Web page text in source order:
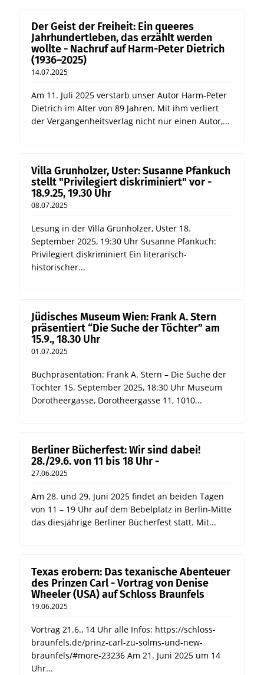
Der Geist der Freiheit: Ein queeres
Jahrhundertleben, das erzählt werden
wollte - Nachruf auf Harm-Peter Dietrich
(1936–2025)
14.07.2025
Am 11. Juli 2025 verstarb unser Autor Harm-Peter
Dietrich im Alter von 89 Jahren. Mit ihm verliert
der Vergangenheitsverlag nicht nur einen Autor,...
Villa Grunholzer, Uster: Susanne Pfankuch
stellt "Privilegiert diskriminiert" vor -
18.9.25, 19.30 Uhr
08.07.2025
Lesung in der Villa Grunholzer, Uster 18.
September 2025, 19:30 Uhr Susanne Pfankuch:
Privilegiert diskriminiert Ein literarisch-
historischer...
Jüdisches Museum Wien: Frank A. Stern
präsentiert “Die Suche der Töchter” am
15.9., 18.30 Uhr
01.07.2025
Buchpräsentation: Frank A. Stern – Die Suche der
Töchter 15. September 2025, 18:30 Uhr Museum
Dorotheergasse, Dorotheergasse 11, 1010...
Berliner Bücherfest: Wir sind dabei!
28./29.6. von 11 bis 18 Uhr -
27.06.2025
Am 28. und 29. Juni 2025 findet an beiden Tagen
von 11 – 19 Uhr auf dem Bebelplatz in Berlin-Mitte
das diesjährige Berliner Bücherfest statt. Mit...
Texas erobern: Das texanische Abenteuer
des Prinzen Carl - Vortrag von Denise
Wheeler (USA) auf Schloss Braunfels
19.06.2025
Vortrag 21.6., 14 Uhr alle Infos: https://schloss-
braunfels.de/prinz-carl-zu-solms-und-new-
braunfels/#more-23236 Am 21. Juni 2025 um 14
Uhr...